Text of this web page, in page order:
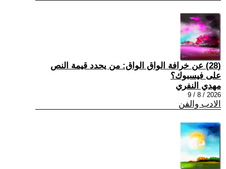
(28) عن خرافة الواق الواق: من يحدد قيمة النص
على فيسبوك؟
مهدي النفري
2026 / 8 / 9
الادب والفن